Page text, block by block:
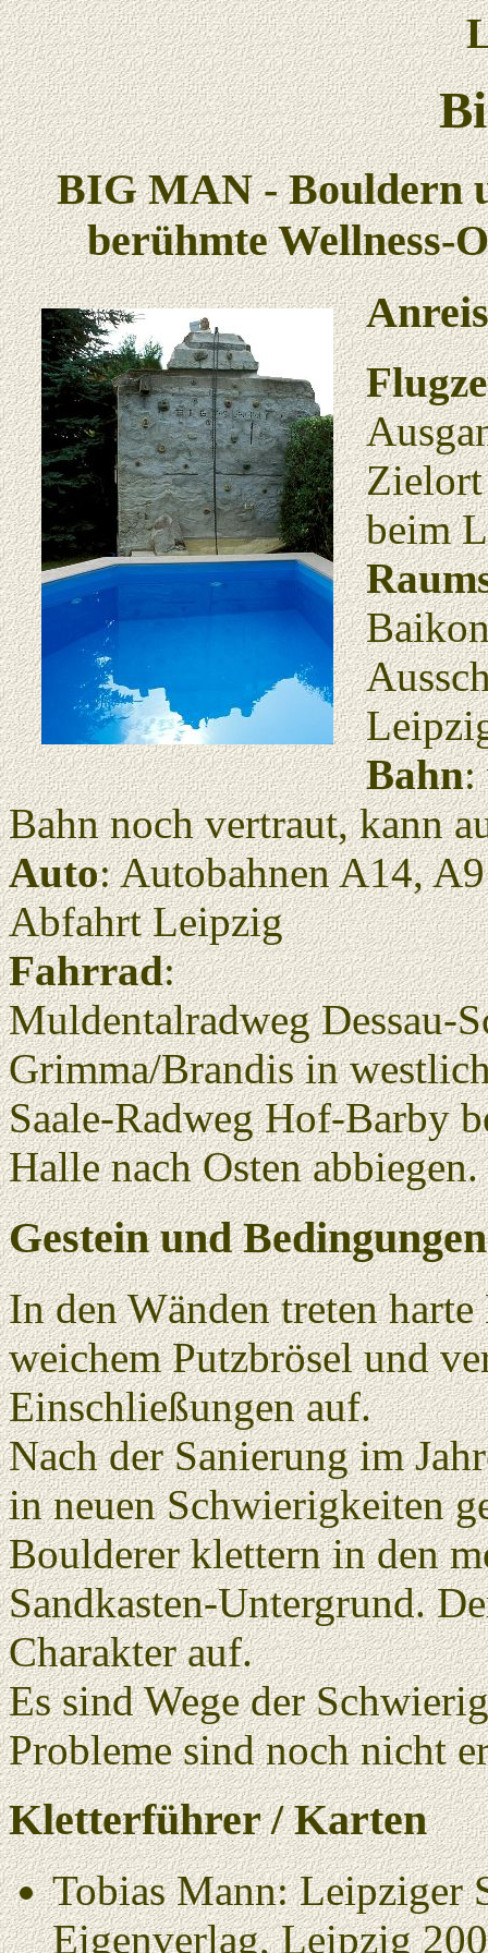
BIG MAN - Bouldern
berühmte Wellness-
beim
Bahn:
Bahn noch vertraut, kann
Auto: Autobahnen A14,
Abfahrt Leipzig
Fahrrad:
Muldentalradweg Dessau-
Grimma/Brandis in
Saale-Radweg Hof-Barby
Halle nach Osten abbiegen.
Gestein und Bedingungen
In den Wänden treten
weichem Putzbrösel und
Einschließungen auf.
Nach der Sanierung im
in neuen Schwierigkeiten
Boulderer klettern in den
Sandkasten-Untergrund.
Charakter auf.
Es sind Wege der
Probleme sind noch nicht
Kletterführer / Karten
Tobias Mann: Leipziger
Eigenverlag, Leipzig